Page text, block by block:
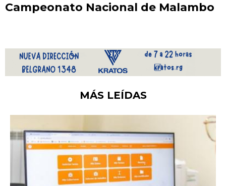
Campeonato Nacional de Malambo
MÁS LEÍDAS